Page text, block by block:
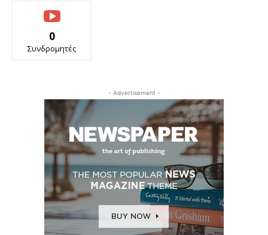
0
Συνδρομητές
- Advertisement -